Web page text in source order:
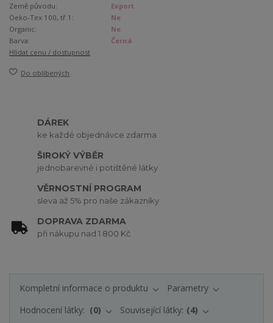
Země původu:
Export
Oeko-Tex 100, tř.1:
Ne
Organic:
Ne
Barva:
Černá
Hlídat cenu / dostupnost
Do oblíbených
DÁREK
ke každé objednávce zdarma
ŠIROKÝ VÝBĚR
jednobarevné i potištěné látky
VĚRNOSTNÍ PROGRAM
sleva až 5% pro naše zákazníky
DOPRAVA ZDARMA
při nákupu nad 1 800 Kč
Kompletní informace o produktu
Parametry
Hodnocení látky:
0 Související látky: 4